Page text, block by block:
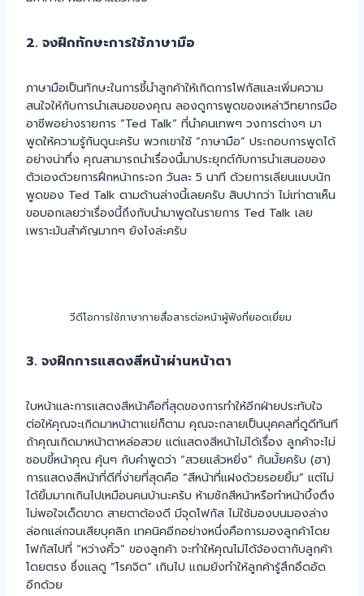
2. จงฝึกทักษะการใช้ภาษามือ
ภาษามือเป็นทักษะในการชี้นำลูกค้าให้เกิดการโฟกัสและเพิ่มความ
สนใจให้กับการนำเสนอของคุณ ลองดูการพูดของเหล่าวิทยากรมือ
อาชีพอย่างรายการ “Ted Talk” ที่นำคนเทพๆ วงการต่างๆ มา
พูดให้ความรู้กันดูนะครับ พวกเขาใช้ “ภาษามือ” ประกอบการพูดได้
อย่างน่าทึ่ง คุณสามารถนำเรื่องนี้มาประยุกต์กับการนำเสนอของ
ตัวเองด้วยการฝึกหน้ากระจก วันละ 5 นาที ด้วยการเลียนแบบนัก
พูดของ Ted Talk ตามด้านล่างนี้เลยครับ สิบปากว่า ไม่เท่าตาเห็น
ขอบอกเลยว่าเรื่องนี้ถึงกับนำมาพูดในรายการ Ted Talk เลย
เพราะมันสำคัญมากๆ ยังไงล่ะครับ
วีดีโอการใช้ภาษากายสื่อสารต่อหน้าผู้ฟังที่ยอดเยี่ยม
3. จงฝึกการแสดงสีหน้าผ่านหน้าตา
ใบหน้าและการแสดงสีหน้าคือที่สุดของการทำให้อีกฝ่ายประทับใจ
ต่อให้คุณจะเกิดมาหน้าตาแย่ก็ตาม คุณจะกลายเป็นบุคคลที่ดูดีทันที
ถ้าคุณเกิดมาหน้าตาหล่อสวย แต่แสดงสีหน้าไม่ได้เรื่อง ลูกค้าจะไม่
ชอบขี้หน้าคุณ คุ้นๆ กับคำพูดว่า “สวยแล้วหยิ่ง” กันมั้ยครับ (ฮา)
การแสดงสีหน้าที่ดีที่ง่ายที่สุดคือ “สีหน้าที่แฝงด้วยรอยยิ้ม” แต่ไม่
ได้ยิ้มมากเกินไปเหมือนคนบ้านะครับ ห้ามชักสีหน้าหรือทำหน้าบึ้งตึง
ไม่พอใจเด็ดขาด สายตาต้องดี มีจุดโฟกัส ไม่ใช้มองบนมองล่าง
ล่อกแล่กจนเสียบุคลิก เทคนิคอีกอย่างหนึ่งคือการมองลูกค้าโดย
โฟกัสไปที่ “หว่างคิ้ว” ของลูกค้า จะทำให้คุณไม่ได้จ้องตากับลูกค้า
โดยตรง ซึ่งแลดู “โรคจิต” เกินไป แถมยังทำให้ลูกค้ารู้สึกอึดอัด
อีกด้วย